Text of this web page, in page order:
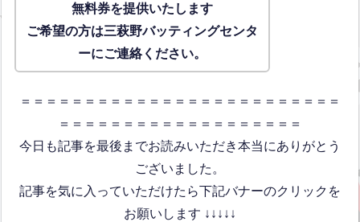
無料券を提供いたします
ご希望の方は三萩野バッティングセンタ
ーにご連絡ください。
＝＝＝＝＝＝＝＝＝＝＝＝＝＝＝＝＝＝＝＝＝＝＝＝＝
＝＝＝＝＝＝＝＝＝＝＝＝＝＝＝＝＝＝＝
今日も記事を最後までお読みいただき本当にありがとう
ございました。
記事を気に入っていただけたら下記バナーのクリックを
お願いします ↓↓↓↓↓